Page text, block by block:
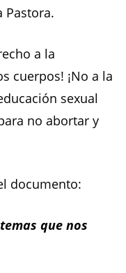
Pastora.
a la
cuerpos! ¡No a la
sexual
no abortar y
documento:
que nos